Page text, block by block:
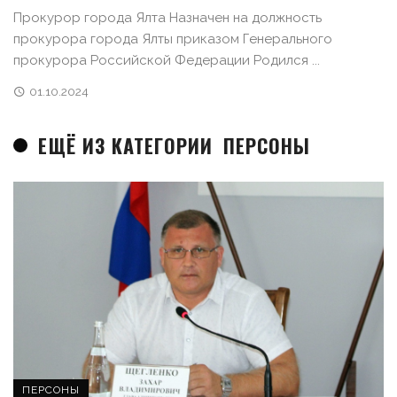
Прокурор города Ялта Назначен на должность
прокурора города Ялты приказом Генерального
прокурора Российской Федерации Родился ...
01.10.2024
ЕЩЁ ИЗ КАТЕГОРИИ ПЕРСОНЫ
ПЕРСОНЫ